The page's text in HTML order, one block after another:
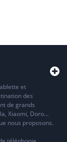
et
des
de grands
Xiaomi, Doro…
nous proposons.